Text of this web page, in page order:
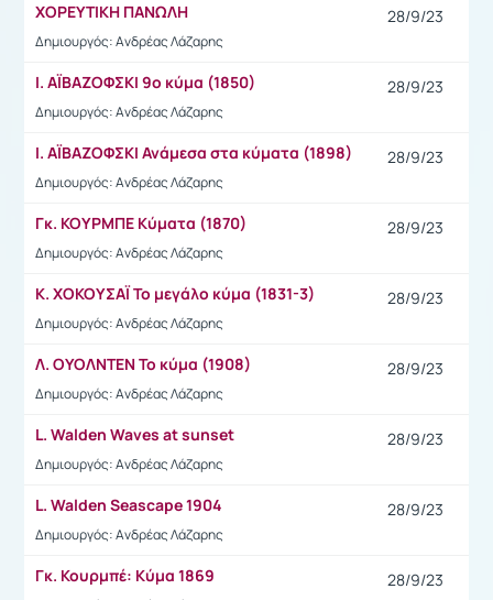
ΧΟΡΕΥΤΙΚΗ ΠΑΝΩΛΗ
Δημιουργός: Ανδρέας Λάζαρης
28/9/23
Ι. ΑΪΒΑΖΟΦΣΚΙ 9ο κύμα (1850)
Δημιουργός: Ανδρέας Λάζαρης
28/9/23
Ι. ΑΪΒΑΖΟΦΣΚΙ Ανάμεσα στα κύματα (1898)
Δημιουργός: Ανδρέας Λάζαρης
28/9/23
Γκ. ΚΟΥΡΜΠΕ Κύματα (1870)
Δημιουργός: Ανδρέας Λάζαρης
28/9/23
Κ. ΧΟΚΟΥΣΑΪ Το μεγάλο κύμα (1831-3)
Δημιουργός: Ανδρέας Λάζαρης
28/9/23
Λ. ΟΥΟΛΝΤΕΝ Το κύμα (1908)
Δημιουργός: Ανδρέας Λάζαρης
28/9/23
L. Walden Waves at sunset
Δημιουργός: Ανδρέας Λάζαρης
28/9/23
L. Walden Seascape 1904
Δημιουργός: Ανδρέας Λάζαρης
28/9/23
Γκ. Κουρμπέ: Κύμα 1869 28/9/23